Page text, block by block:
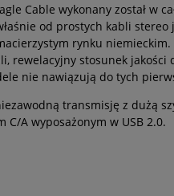
Cable wykonany został w
od prostych kabli
rynku niemieckim.
rewelacyjny stosunek
nie nawiązują do tych
transmisję z dużą
A wyposażonym w USB 2.0.